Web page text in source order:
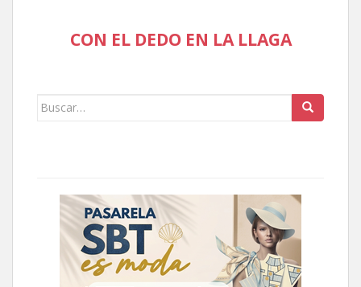
CON EL DEDO EN LA LLAGA
Buscar: